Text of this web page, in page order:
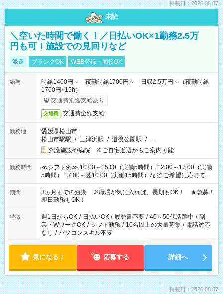
掲載日：2026.08.07
未読
＼空いた時間で働く！／日払いOK×1勤務2.5万
円も可！施設での見回りなど
派遣 ブランクOK WEB登録・面接OK
給与
時給1400円～ 夜勤時給1700円～ 日収2.5万円～（夜勤時給
1700円×15h）
交通費別途支給あり
交通費 交通費全額支給
勤務地
愛媛県松山市
松山市駅駅 / 三津浜駅 / 道後公園駅 / …
介護施設や病院 ※ご自宅近辺からご案内可能
勤務時間
≪シフト例≫ 10:00～15:00（実働5時間） 12:00～17:00（実働
5時間） 17:00～翌10:00（実働15時間）など ご希望に応じて、
働く時間は調整できます！ お気軽に担当へ相談ください！
期間
3ヵ月までの短期 ※職場が気に入れば、長期もOK！ ★急募！
即日勤務もOK！
特徴 週1日からOK / 日払いOK / 履歴書不要 / 40～50代活躍中 / 副
業・WワークOK / シフト勤務 / 10名以上の大量募集 / 電話対応
なし / パソコンスキル不要
気になる！ 応募する 詳細へ
掲載日：2026.08.07